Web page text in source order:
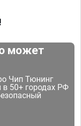
может
Чип Тюнинг
50+ городах РФ